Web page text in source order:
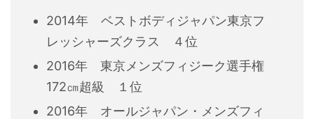
2014年 ベストボディジャパン東京フ
レッシャーズクラス ４位
2016年 東京メンズフィジーク選手権
172㎝超級 １位
2016年 オールジャパン・メンズフィ